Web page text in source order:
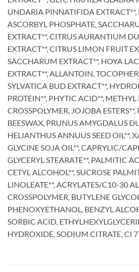
UNDARIA PINNATIFIDA
ASCORBYL PHOSPHATE,
EXTRACT**, CITRUS AURANTIUM
EXTRACT**, CITRUS LIMON FRUIT
SACCHARUM EXTRACT**, HOYA
EXTRACT**, ALLANTOIN,
SYLVATICA BUD EXTRACT**,
PROTEIN**, PHYTIC ACID**,
CROSSPOLYMER, JOJOBA ESTERS**,
BEESWAX, PRUNUS AMYGDALUS
HELIANTHUS ANNUUS SEED OIL**,
GLYCINE SOJA OIL**, CAPRYLIC/
GLYCERYL STEARATE**, PALMITIC
CETYL ALCOHOL**, SUCROSE
LINOLEATE**, ACRYLATES/C10-30
CROSSPOLYMER, BUTYLENE
PHENOXYETHANOL, BENZYL
SORBIC ACID,
HYDROXIDE, SODIUM CITRATE, CI